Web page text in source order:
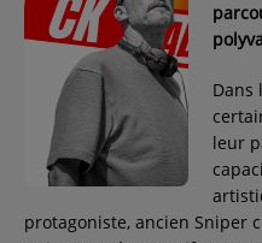
PODCASTS
Cultur'Ciné - Jean
CONCOURS
Dans
leur
protagoniste, ancien Sniper